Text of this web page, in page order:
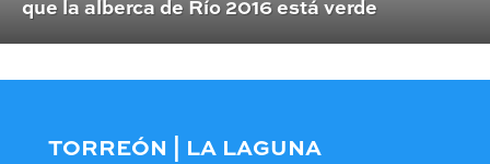
que la alberca de Río 2016 está verde
TORREÓN | LA LAGUNA